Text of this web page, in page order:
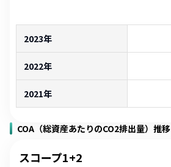
2023年
2022年
2021年
COA（総資産あたりのCO2排出量）推移
スコープ1+2